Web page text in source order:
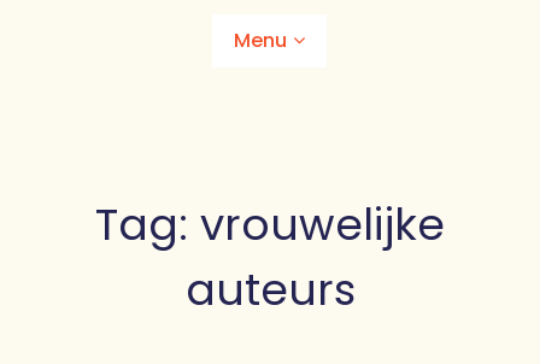
Menu
Lesmaterialen
Tag: vrouwelijke
auteurs